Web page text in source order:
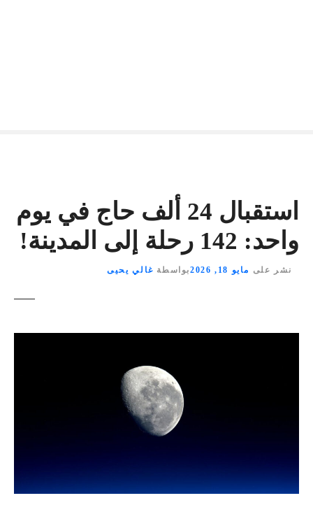
استقبال 24 ألف حاج في يوم
واحد: 142 رحلة إلى المدينة!
نشر على مايو 18, 2026 بواسطة غالي يحيى